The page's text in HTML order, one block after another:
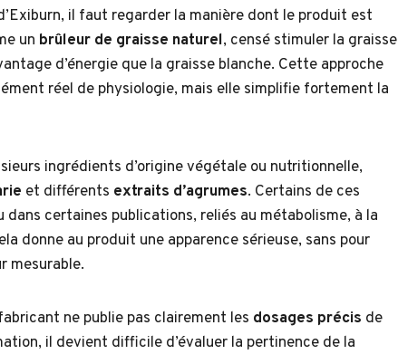
il faut regarder la manière dont le produit est
un brûleur de graisse naturel, censé stimuler la graisse
d’énergie que la graisse blanche. Cette approche
réel de physiologie, mais elle simplifie fortement la
ingrédients d’origine végétale ou nutritionnelle,
et différents extraits d’agrumes. Certains de ces
certaines publications, reliés au métabolisme, à la
donne au produit une apparence sérieuse, sans pour
mesurable.
ne publie pas clairement les dosages précis de
il devient difficile d’évaluer la pertinence de la